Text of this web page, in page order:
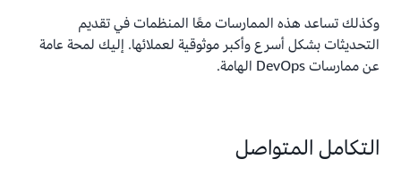
وكذلك تساعد هذه الممارسات معًا المنظمات في تقديم
التحديثات بشكل أسرع وأكبر موثوقية لعملائها. إليك لمحة عامة
عن ممارسات DevOps الهامة.
التكامل المتواصل